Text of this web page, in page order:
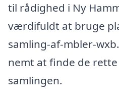
til rådighed i Ny
værdifuldt at bruge
samling-af-mbler-
nemt at finde de
samlingen.